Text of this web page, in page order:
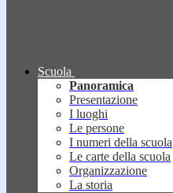
Scuola
Panoramica
Presentazione
I luoghi
Le persone
I numeri della scuola
Le carte della scuola
Organizzazione
La storia